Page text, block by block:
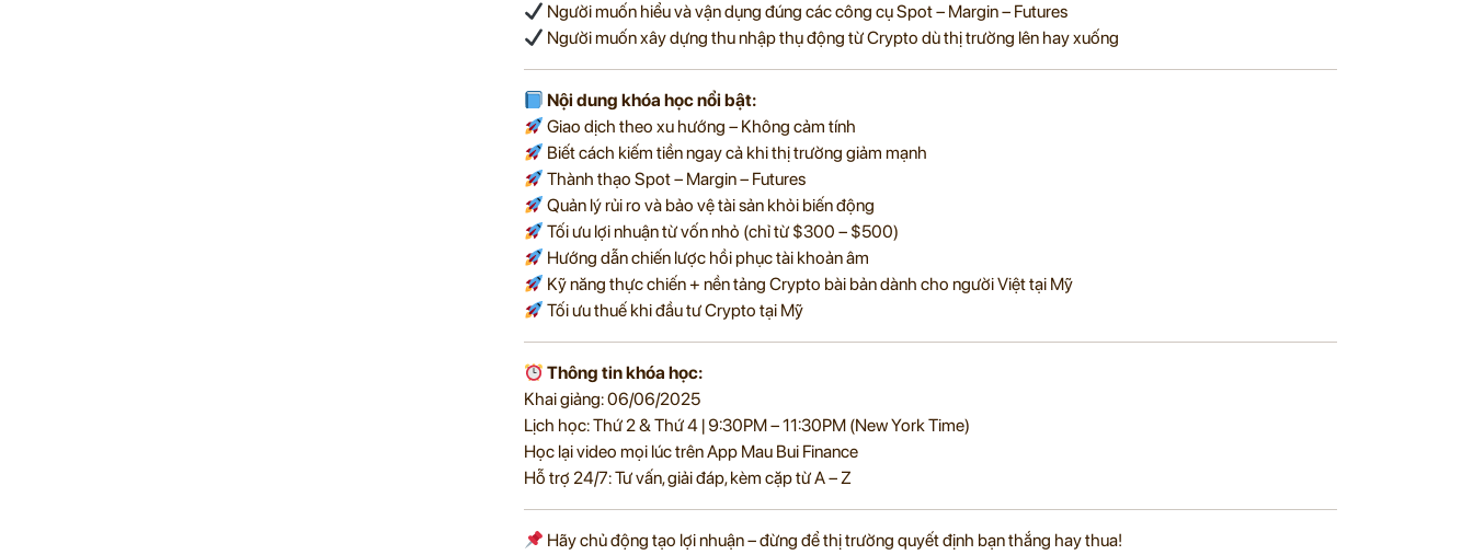
Người muốn hiểu và vận dụng đúng các công cụ Spot – Margin – Futures
Người muốn xây dựng thu nhập thụ động từ Crypto dù thị trường lên hay xuống
Nội dung khóa học nổi bật:
Giao dịch theo xu hướng – Không cảm tính
Biết cách kiếm tiền ngay cả khi thị trường giảm mạnh
Thành thạo Spot – Margin – Futures
Quản lý rủi ro và bảo vệ tài sản khỏi biến động
Tối ưu lợi nhuận từ vốn nhỏ (chỉ từ $300 – $500)
Hướng dẫn chiến lược hồi phục tài khoản âm
Kỹ năng thực chiến + nền tảng Crypto bài bản dành cho người Việt tại Mỹ
Tối ưu thuế khi đầu tư Crypto tại Mỹ
Thông tin khóa học:
Khai giảng: 06/06/2025
Lịch học: Thứ 2 & Thứ 4 | 9:30PM – 11:30PM (New York Time)
Học lại video mọi lúc trên App Mau Bui Finance
Hỗ trợ 24/7: Tư vấn, giải đáp, kèm cặp từ A – Z
Hãy chủ động tạo lợi nhuận – đừng để thị trường quyết định bạn thắng hay thua!